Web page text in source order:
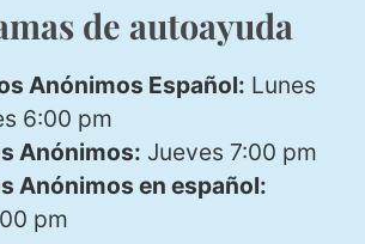
de autoayuda
Anónimos Español: Lunes
6:00 pm
Anónimos: Jueves 7:00 pm
Anónimos en español:
pm